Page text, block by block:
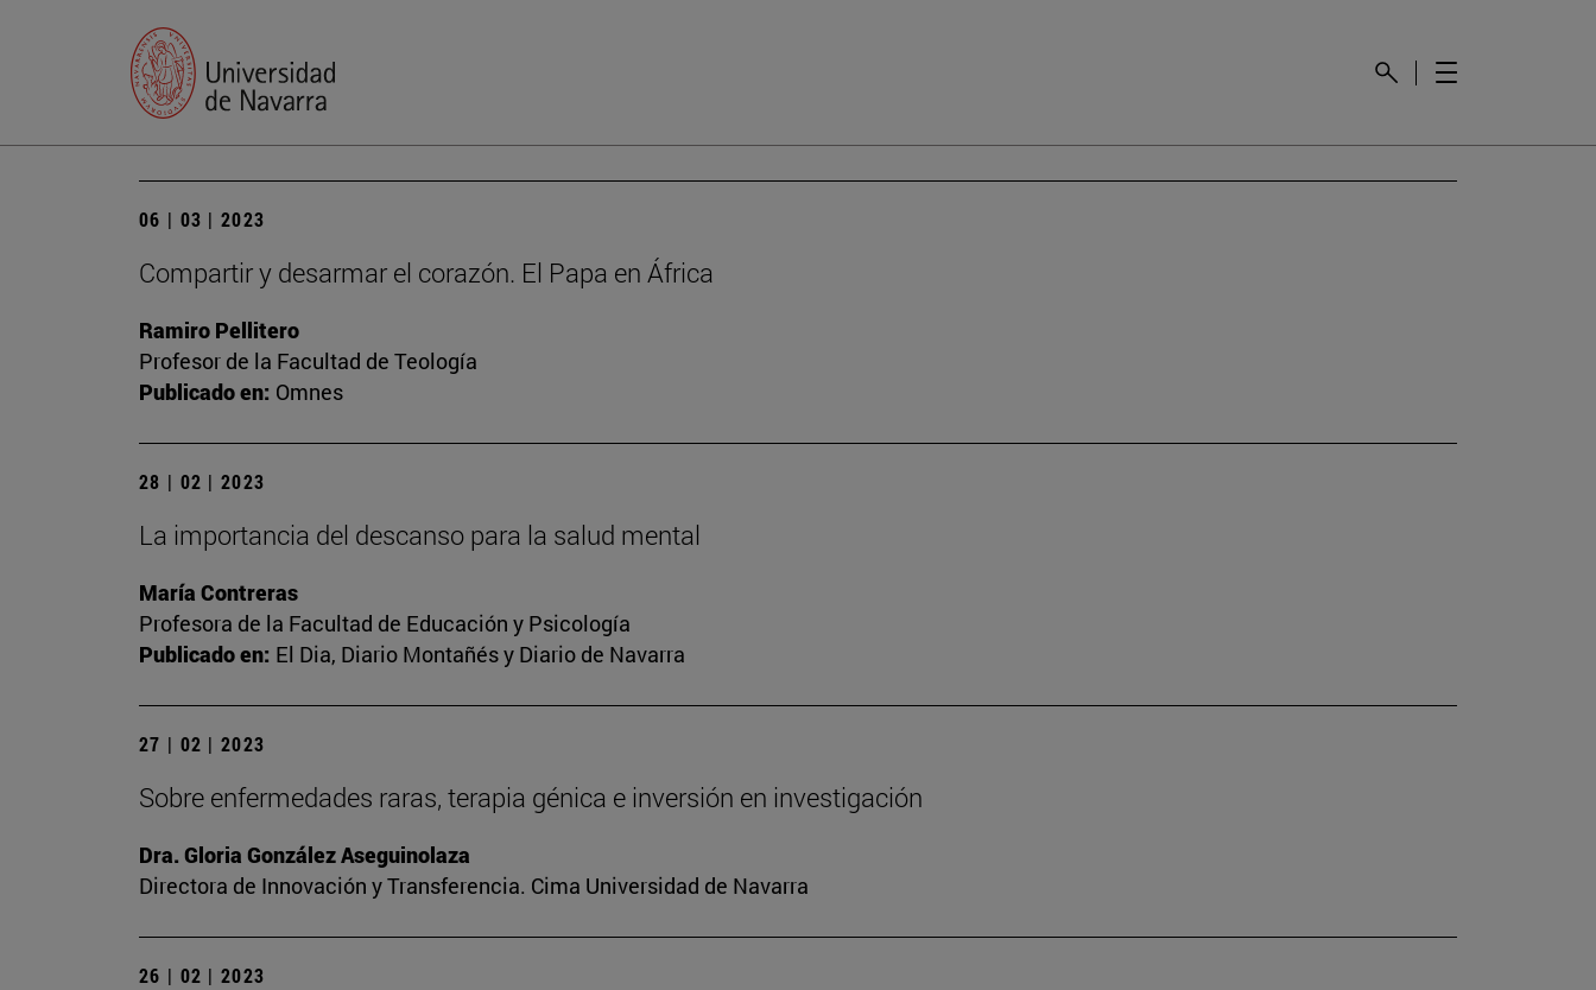
06 | 03 | 2023
Compartir y desarmar el corazón. El Papa en África
Ramiro Pellitero
Profesor de la Facultad de Teología
Publicado en: Omnes
28 | 02 | 2023
La importancia del descanso para la salud mental
María Contreras
Profesora de la Facultad de Educación y Psicología
Publicado en: El Dia, Diario Montañés y Diario de Navarra
27 | 02 | 2023
Sobre enfermedades raras, terapia génica e inversión en investigación
Dra. Gloria González Aseguinolaza
Directora de Innovación y Transferencia. Cima Universidad de Navarra
26 | 02 | 2023